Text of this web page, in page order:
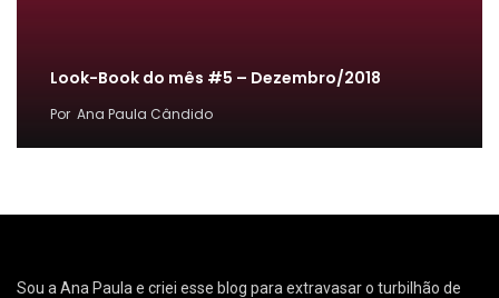
Look-Book do mês #5 – Dezembro/2018
Por Ana Paula Cândido
Sou a Ana Paula e criei esse blog para extravasar o turbilhão de